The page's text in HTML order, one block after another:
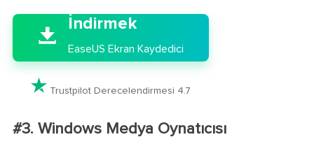

İndirmek
EaseUS Ekran Kaydedici
 Trustpilot Derecelendirmesi 4.7
#3. Windows Medya Oynatıcısı